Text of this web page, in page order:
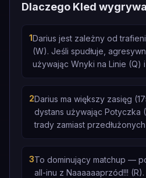
Dlaczego Kled wygrywa
1Darius jest zależny od
(W). Jeśli spudłuje,
używając Wnyki na Linie (Q)
2Darius ma większy zasięg
dystans używając Potyczka
trady zamiast
3To dominujący matchup —
all-inu z Naaaaaaprzód!!!